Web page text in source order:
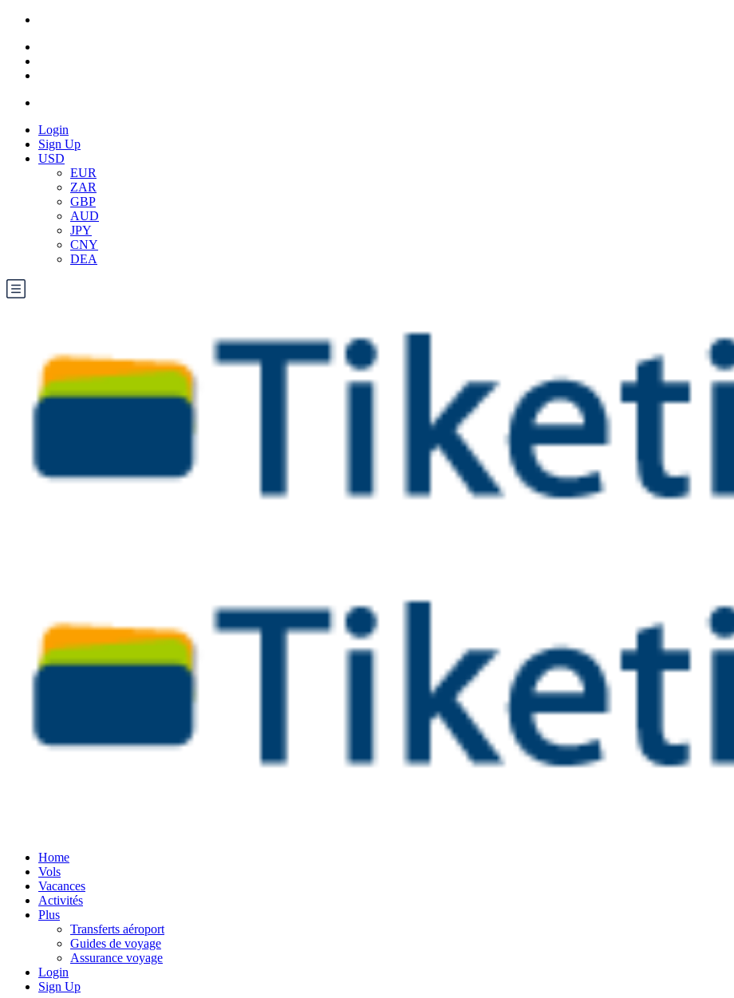
Login
Sign Up
USD
EUR
ZAR
GBP
AUD
JPY
CNY
DEA
Home
Vols
Vacances
Activités
Plus
Transferts aéroport
Guides de voyage
Assurance voyage
Login
Sign Up